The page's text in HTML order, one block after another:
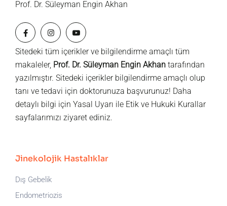
Prof. Dr. Süleyman Engin Akhan
Sitedeki tüm içerikler ve bilgilendirme amaçlı tüm
makaleler, Prof. Dr. Süleyman Engin Akhan tarafından
yazılmıştır. Sitedeki içerikler bilgilendirme amaçlı olup
tanı ve tedavi için doktorunuza başvurunuz! Daha
detaylı bilgi için Yasal Uyarı ile Etik ve Hukuki Kurallar
sayfalarımızı ziyaret ediniz.
Jinekolojik Hastalıklar
Dış Gebelik
Endometriozis